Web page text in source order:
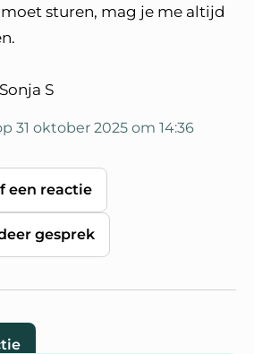
sturen, mag je me altijd
S
31 oktober 2025 om 14:36
een reactie
gesprek